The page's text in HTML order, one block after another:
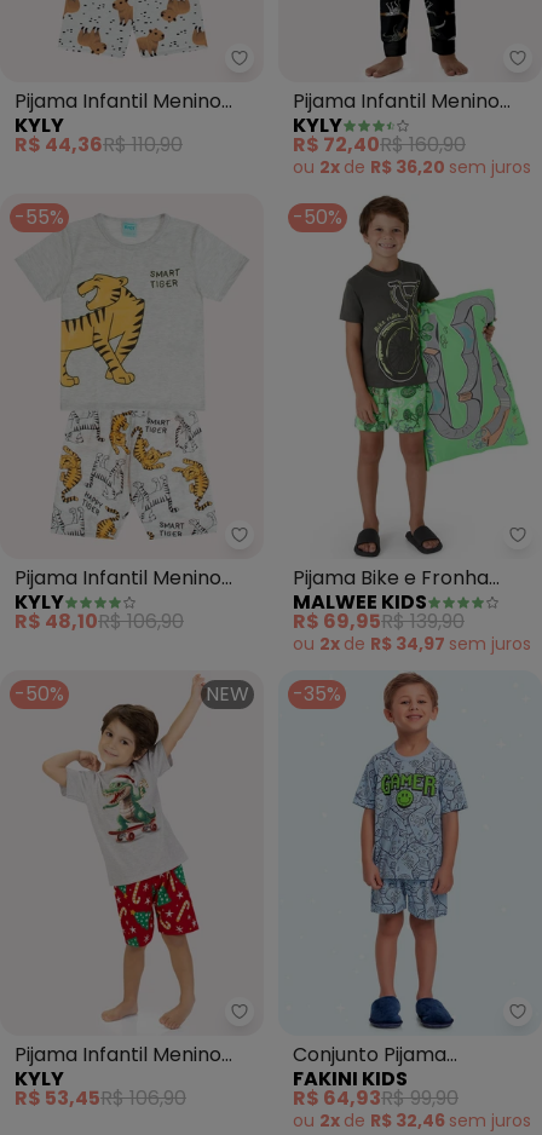
Kyly - Pijama Infantil Menino
Pijama Infantil Menino
Capivaras (Cinza)
KYLY
R$ 44,36R$ 110,90
Pijama Infantil Menino
Brilha no Escuro (Cinza)
KYLY
R$ 72,40R$ 160,90
ou 2x de R$ 36,20 sem juros
-55%
Kyly - Pijama Infantil Menino
Pijama Infantil Menino
Tigre (Cinza)
KYLY
R$ 48,10R$ 106,90
-50%
Pijama Bike e Fronha
(Cinza Chumbo)
MALWEE KIDS
R$ 69,95R$ 139,90
ou 2x de R$ 34,97 sem juros
-50% NEW
Kyly - Pijama Infantil Menino
Pijama Infantil Menino
Natal (Cinza)
KYLY
R$ 53,45R$ 106,90
-35%
Conjunto Pijama
Camiseta e Bermuda
(Azul)
FAKINI KIDS
R$ 64,93R$ 99,90
ou 2x de R$ 32,46 sem juros